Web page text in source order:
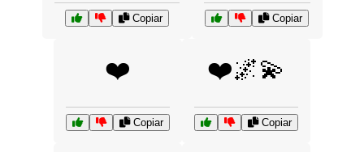
Copiar Copiar
❤️
Copiar
❤️🌌💫
Copiar